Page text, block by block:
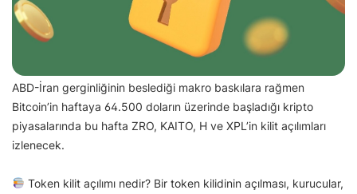
ABD-İran gerginliğinin beslediği makro baskılara rağmen
Bitcoin’in haftaya 64.500 doların üzerinde başladığı kripto
piyasalarında bu hafta ZRO, KAITO, H ve XPL’in kilit açılımları
izlenecek.
Token kilit açılımı nedir? Bir token kilidinin açılması, kurucular,